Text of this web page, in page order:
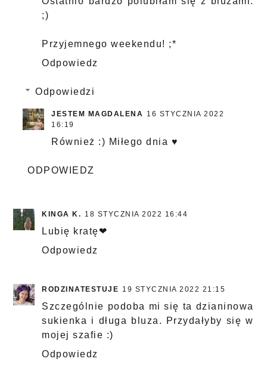
;)
Przyjemnego weekendu! ;*
Odpowiedz
Odpowiedzi
JESTEM MAGDALENA
16 STYCZNIA 2022
16:19
Również :) Miłego dnia ♥
ODPOWIEDZ
KINGA K. 18 STYCZNIA 2022 16:44
Lubię kratę❤
Odpowiedz
RODZINATESTUJE 19 STYCZNIA 2022 21:15
Szczególnie podoba mi się ta dzianinowa
sukienka i długa bluza. Przydałyby się w
mojej szafie :)
Odpowiedz